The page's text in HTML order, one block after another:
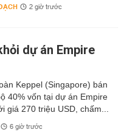
2 giờ trước
dự án Empire
Keppel (Singapore) bán
40% vốn tại dự án Empire
giá 270 triệu USD, chấm...
6 giờ trước